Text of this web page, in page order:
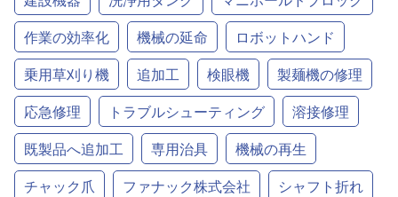
作業の効率化
機械の延命
ロボットハンド
乗用草刈り機
追加工 検眼機
製麺機の修理
応急修理
トラブルシューティング
溶接修理
既製品へ追加工
専用治具
機械の再生
チャック爪
ファナック株式会社
シャフト折れ